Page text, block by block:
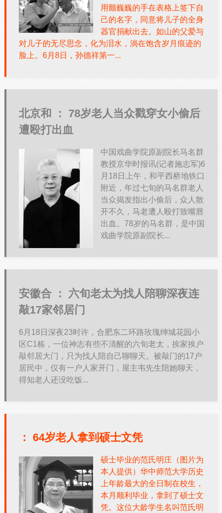
用颤巍巍的手在表格上签下自
己的名字，同意将儿子的全身
器官捐献出去。如山的父爱与
对儿子的无尽思念，化为泪水，淌在饱含岁月痕迹的
脸上。6月8日，孙德祥第一...
北京和 ：
78岁老人当众戳穿女小偷后
遭殴打出血
中国戏曲学院原副院长马名群
教授京华时报讯(记者施志军)6
月18日上午，和平西桥地铁口
附近，年过七旬的马名群老人
当众揭发指出小偷后，众人散
开不久，马老遭人殴打致嘴唇
出血。78岁的马名群，是中国
戏曲学院原副院长...
安徽合 ：
六旬老太为找人陪聊深夜连
敲17家邻居门
6月18日深夜23时许，合肥东二环路玫瑰绅城花园小
区C1栋，一位神志有些不清醒的六旬老太，挨家挨户
敲邻居大门，只为找人陪自己聊聊天。被敲门的17户
居民中，仅有一户人家开门，屋主韦先生陪她聊天，
得知老人还没吃饭...
： 64岁老人拿到硕士文凭
硕士毕业的范氏明庄（图片为
本人提供）华中师范大学历史
上年龄最大的全日制在校生，
本月顺利毕业，拿到了硕士文
凭。这位大龄学生名叫范氏明